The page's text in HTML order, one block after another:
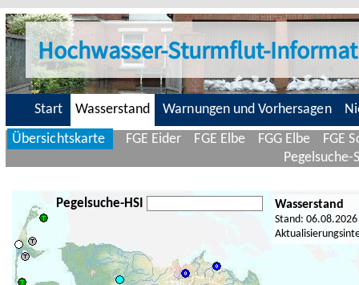
Hochwasser-Sturmflut-
Start Wasserstand Warnungen und Vorhersagen
Übersichtskarte
FGE Eider FGE Elbe FGG Elbe
FGE
Pegelsuche-
Pegelsuche-HSI Wasserstand
Stand: